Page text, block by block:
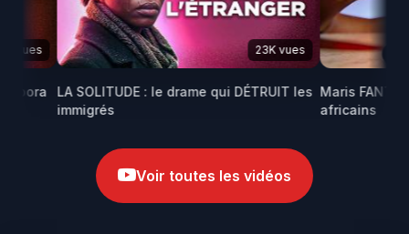
23K vues
LA SOLITUDE : le drame qui DÉTRUIT les
immigrés
Maris
africains
Voir toutes les vidéos